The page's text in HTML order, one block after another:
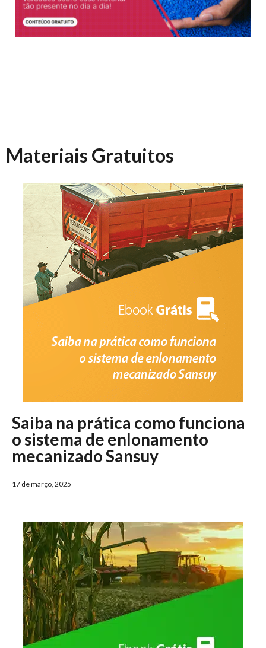
Materiais Gratuitos
Saiba na prática como funciona
o sistema de enlonamento
mecanizado Sansuy
17 de março, 2025